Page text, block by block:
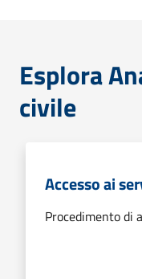
Esplora
civile
Accesso ai
Procedimento di